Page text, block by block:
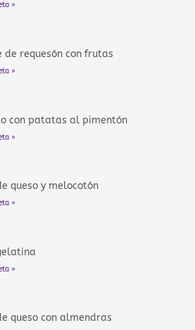
»
de requesón con frutas
»
con patatas al pimentón
»
queso y melocotón
»
»
queso con almendras